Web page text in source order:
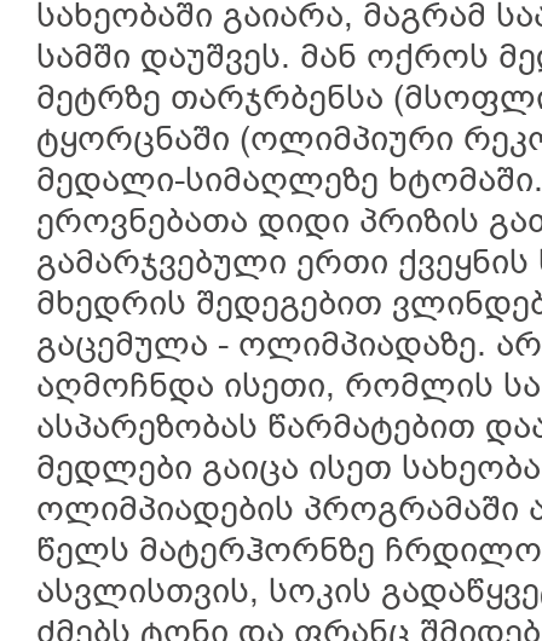
სახეობაში გაიარა, მაგრამ
სამში დაუშვეს. მან ოქროს
მეტრზე თარჯრბენსა
ტყორცნაში (ოლიმპიური
მედალი-სიმაღლეზე
ეროვნებათა დიდი პრიზის
გამარჯვებული ერთი ქვეყნის
მხედრის შედეგებით
გაცემულა - ოლიმპიადაზე.
აღმოჩნდა ისეთი, რომლის
ასპარეზობას წარმატებით
მედლები გაიცა ისეთ
ოლიმპიადების პროგრამაში
წელს მატერჰორნზე
ასვლისთვის, სოკის